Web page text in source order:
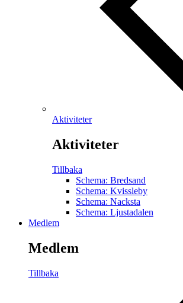
Aktiviteter
Aktiviteter
Tillbaka
Schema: Bredsand
Schema: Kvissleby
Schema: Nacksta
Schema: Ljustadalen
Medlem
Medlem
Tillbaka